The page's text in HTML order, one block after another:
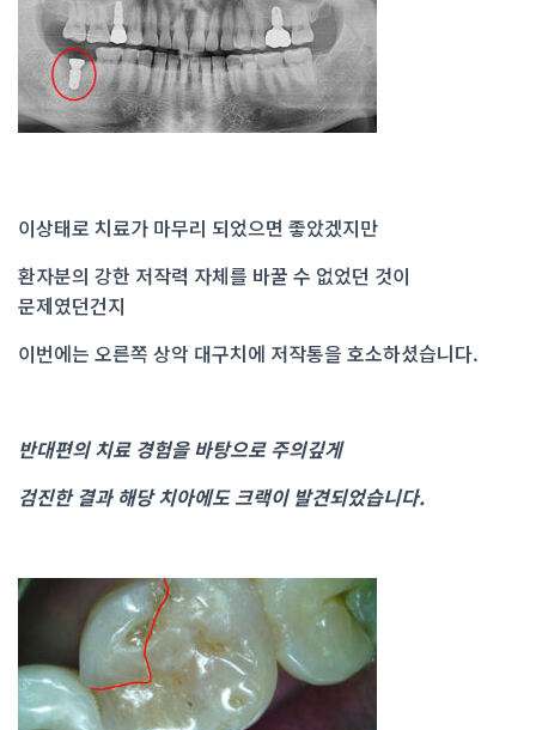
이상태로 치료가 마무리 되었으면 좋았겠지만
환자분의 강한 저작력 자체를 바꿀 수 없었던 것이
문제였던건지
이번에는 오른쪽 상악 대구치에 저작통을 호소하셨습니다.
반대편의 치료 경험을 바탕으로 주의깊게
검진한 결과 해당 치아에도 크랙이 발견되었습니다.